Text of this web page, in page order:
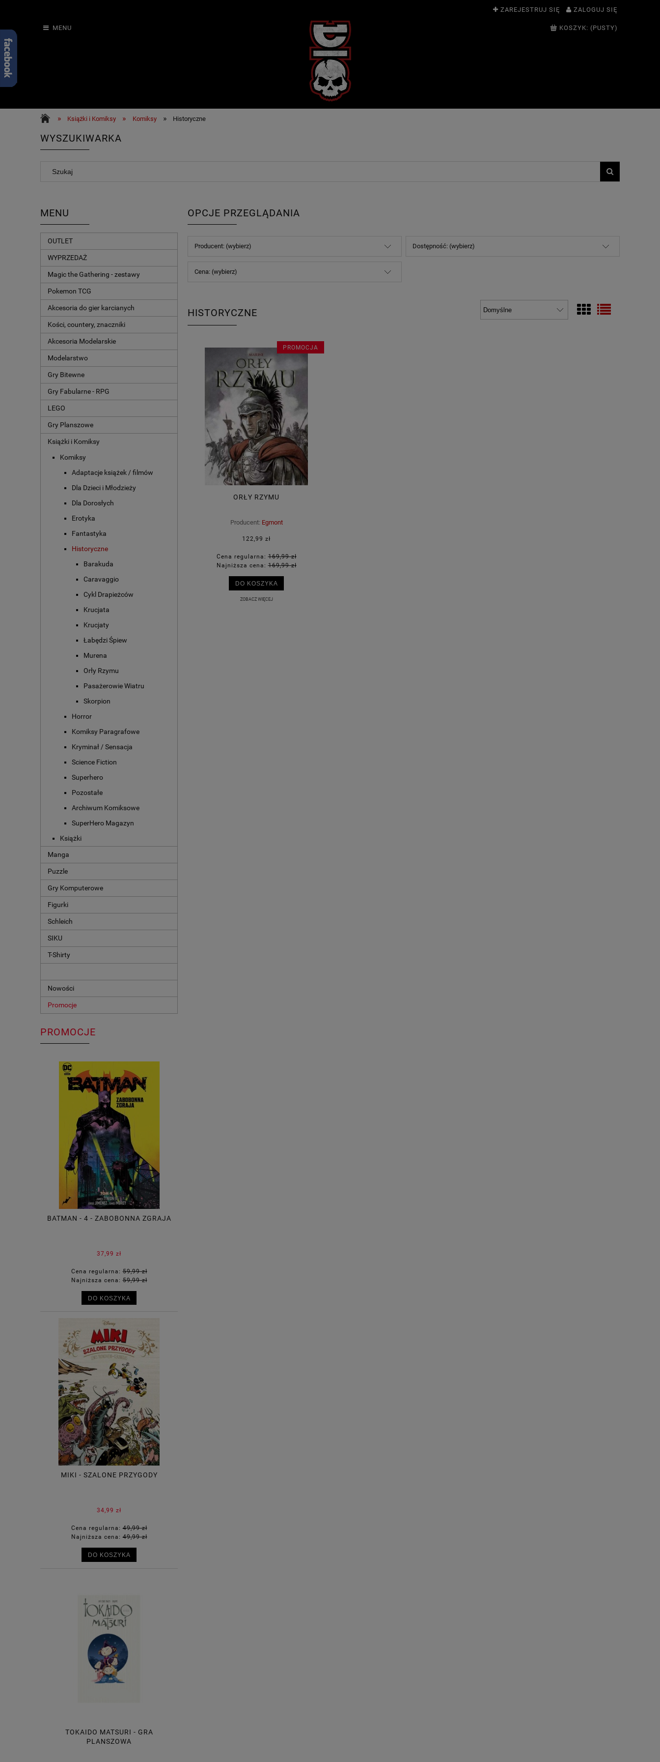
ZAREJESTRUJ SIĘ ZALOGUJ SIĘ
MENU KOSZYK: (PUSTY)
» Książki i Komiksy » Komiksy » Historyczne
WYSZUKIWARKA
MENU
OUTLET
WYPRZEDAŻ
Magic the Gathering - zestawy
Pokemon TCG
Akcesoria do gier karcianych
Kości, countery, znaczniki
Akcesoria Modelarskie
Modelarstwo
Gry Bitewne
Gry Fabularne - RPG
LEGO
Gry Planszowe
Książki i Komiksy
Komiksy
Adaptacje książek / filmów
Dla Dzieci i Młodzieży
Dla Dorosłych
Erotyka
Fantastyka
Historyczne
Barakuda
Caravaggio
Cykl Drapieżców
Krucjata
Krucjaty
Łabędzi Śpiew
Murena
Orły Rzymu
Pasażerowie Wiatru
Skorpion
Horror
Komiksy Paragrafowe
Kryminał / Sensacja
Science Fiction
Superhero
Pozostałe
Archiwum Komiksowe
SuperHero Magazyn
Książki
Manga
Puzzle
Gry Komputerowe
Figurki
Schleich
SIKU
T-Shirty
Nowości
Promocje
PROMOCJE
BATMAN - 4 - ZABOBONNA ZGRAJA
37,99 zł
Cena regularna:59,99 zł
Najniższa cena:59,99 zł
DO KOSZYKA
MIKI - SZALONE PRZYGODY
34,99 zł
Cena regularna:49,99 zł
Najniższa cena:49,99 zł
DO KOSZYKA
TOKAIDO MATSURI - GRA
PLANSZOWA
OPCJE PRZEGLĄDANIA
Producent: (wybierz) Dostępność: (wybierz)
Cena: (wybierz)
HISTORYCZNE
ORŁY RZYMU
Producent: Egmont
122,99 zł
Cena regularna:169,99 zł
Najniższa cena:169,99 zł
DO KOSZYKA
ZOBACZ WIĘCEJ
PROMOCJA